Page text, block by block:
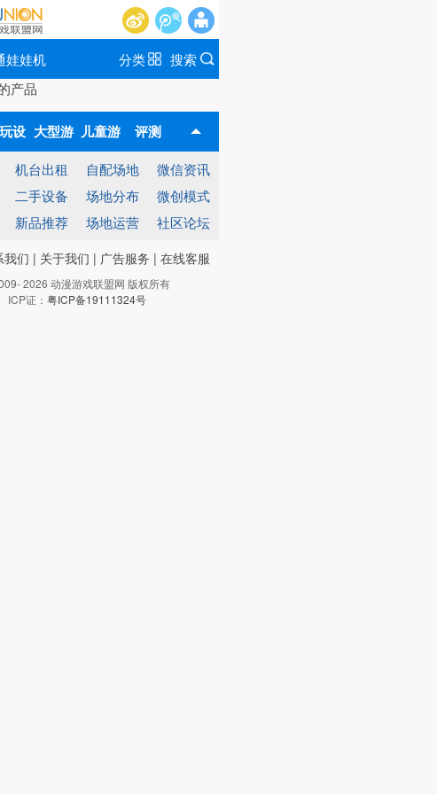
娃娃机 搜索
分类
产品
设 大型游
戏机
儿童游
戏机
评测
机台出租 自配场地
微信资讯
二手设备 场地分布
微创模式
新品推荐 场地运营 社区论坛
我们 | 关于我们 | 广告服务 | 在线客服
2026 动漫游戏联盟网 版权所有
ICP证： 粤ICP备19111324号